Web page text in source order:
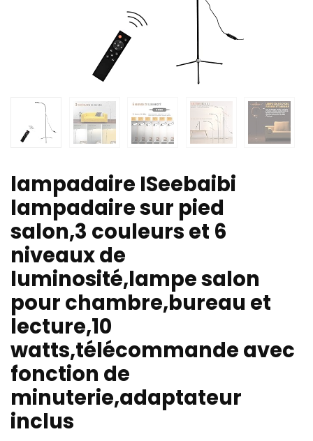
lampadaire ISeebaibi
lampadaire sur pied
salon,3 couleurs et 6
niveaux de
luminosité,lampe salon
pour chambre,bureau et
lecture,10
watts,télécommande avec
fonction de
minuterie,adaptateur
inclus